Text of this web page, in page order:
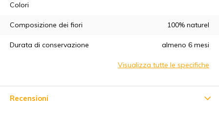
Colori
Composizione dei fiori 100% naturel
Durata di conservazione almeno 6 mesi
Visualizza tutte le specifiche
Recensioni
aggiornati sui nostri ultimi prodotti e ottenere unosconto del